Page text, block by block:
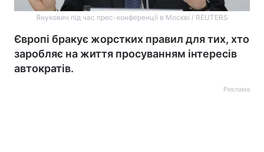
Янукович під час прес-конференції в Москві / REUTERS
Європі бракує жорстких правил для тих, хто
заробляє на життя просуванням інтересів
автократів.
Реклама